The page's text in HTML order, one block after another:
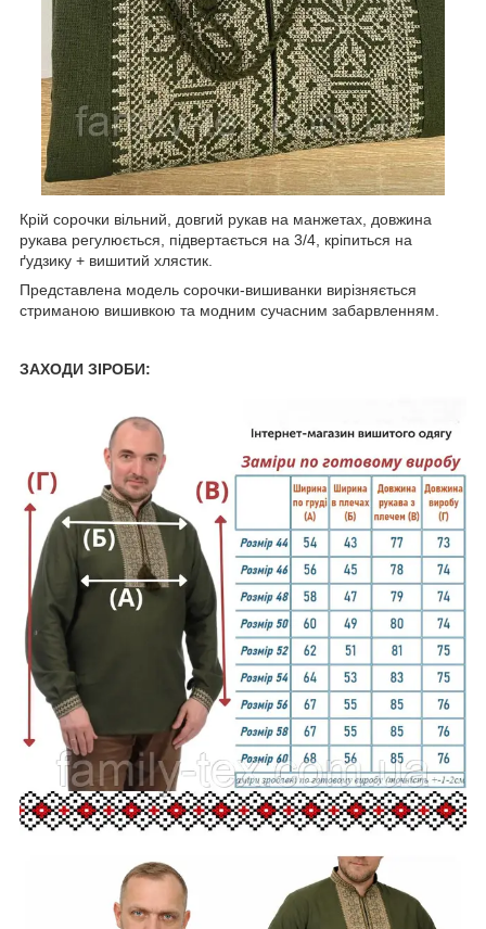
Крій сорочки вільний, довгий рукав на манжетах, довжина
рукава регулюється, підвертається на 3/4, кріпиться на
ґудзику + вишитий хлястик.
Представлена модель сорочки-вишиванки вирізняється
стриманою вишивкою та модним сучасним забарвленням.
ЗАХОДИ ЗІРОБИ: